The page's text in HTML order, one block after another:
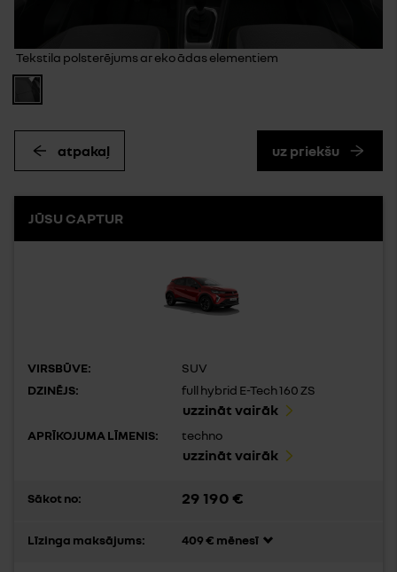
Tekstila polsterējums ar eko ādas elementiem
atpakaļ uz priekšu
JŪSU CAPTUR
VIRSBŪVE:
SUV
DZINĒJS:
full hybrid E-Tech 160 ZS
uzzināt vairāk
APRĪKOJUMA LĪMENIS: techno
uzzināt vairāk
Sākot no: 29 190 €
Līzinga maksājums: 409 € mēnesī